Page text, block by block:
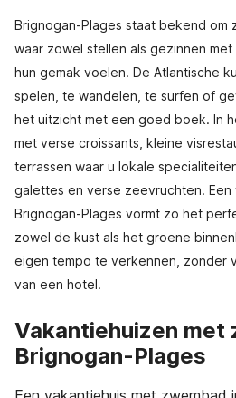
Brignogan-Plages staat bekend om
waar zowel stellen als gezinnen
hun gemak voelen. De Atlantische
spelen, te wandelen, te surfen of
het uitzicht met een goed boek. In
met verse croissants, kleine
terrassen waar u lokale
galettes en verse zeevruchten. Een
Brignogan-Plages vormt zo het
zowel de kust als het groene
eigen tempo te verkennen, zonder
van een hotel.
Vakantiehuizen met
Brignogan-Plages